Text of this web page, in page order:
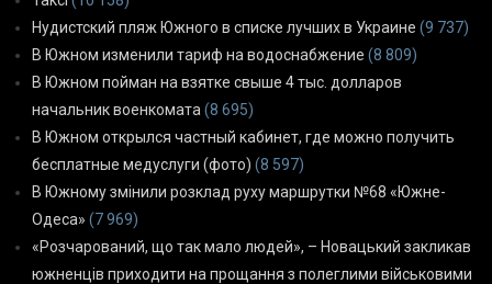
Нудистский пляж Южного в списке лучших в Украине (9 737)
В Южном изменили тариф на водоснабжение (8 809)
В Южном пойман на взятке свыше 4 тыс. долларов
начальник военкомата (8 695)
В Южном открылся частный кабинет, где можно получить
бесплатные медуслуги (фото) (8 597)
В Южному змінили розклад руху маршрутки №68 «Южне-
Одеса» (7 969)
«Розчарований, що так мало людей», – Новацький закликав
южненців приходити на прощання з полеглими військовими